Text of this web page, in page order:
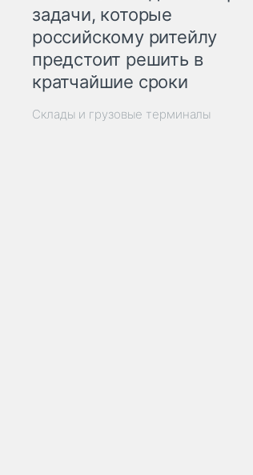
задачи, которые
российскому ритейлу
предстоит решить в
кратчайшие сроки
Склады и грузовые терминалы